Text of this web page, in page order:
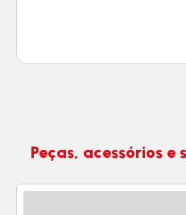
Peças, acessórios e